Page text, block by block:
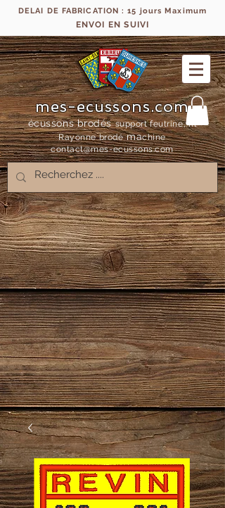
DELAI DE FABRICATION : 15 jours Maximum
ENVOI EN SUIVI
mes-ecussons.com
écussons brodés support feutrine, fil
Rayonne brodémachine
contact@mes-ecussons.com